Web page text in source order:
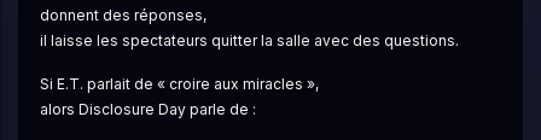
donnent des réponses,
il laisse les spectateurs quitter la salle avec des questions.
Si E.T. parlait de « croire aux miracles »,
alors Disclosure Day parle de :